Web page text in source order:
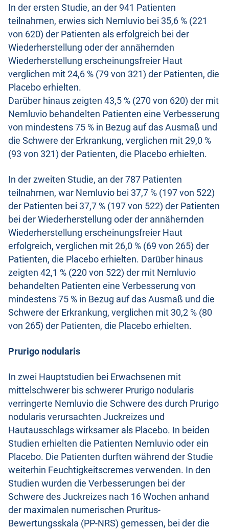
In der ersten Studie, an der 941 Patienten
teilnahmen, erwies sich Nemluvio bei 35,6 % (221
von 620) der Patienten als erfolgreich bei der
Wiederherstellung oder der annähernden
Wiederherstellung erscheinungsfreier Haut
verglichen mit 24,6 % (79 von 321) der Patienten, die
Placebo erhielten.
Darüber hinaus zeigten 43,5 % (270 von 620) der mit
Nemluvio behandelten Patienten eine Verbesserung
von mindestens 75 % in Bezug auf das Ausmaß und
die Schwere der Erkrankung, verglichen mit 29,0 %
(93 von 321) der Patienten, die Placebo erhielten.
In der zweiten Studie, an der 787 Patienten
teilnahmen, war Nemluvio bei 37,7 % (197 von 522)
der Patienten bei 37,7 % (197 von 522) der Patienten
bei der Wiederherstellung oder der annähernden
Wiederherstellung erscheinungsfreier Haut
erfolgreich, verglichen mit 26,0 % (69 von 265) der
Patienten, die Placebo erhielten. Darüber hinaus
zeigten 42,1 % (220 von 522) der mit Nemluvio
behandelten Patienten eine Verbesserung von
mindestens 75 % in Bezug auf das Ausmaß und die
Schwere der Erkrankung, verglichen mit 30,2 % (80
von 265) der Patienten, die Placebo erhielten.
Prurigo nodularis
In zwei Hauptstudien bei Erwachsenen mit
mittelschwerer bis schwerer Prurigo nodularis
verringerte Nemluvio die Schwere des durch Prurigo
nodularis verursachten Juckreizes und
Hautausschlags wirksamer als Placebo. In beiden
Studien erhielten die Patienten Nemluvio oder ein
Placebo. Die Patienten durften während der Studie
weiterhin Feuchtigkeitscremes verwenden. In den
Studien wurden die Verbesserungen bei der
Schwere des Juckreizes nach 16 Wochen anhand
der maximalen numerischen Pruritus-
Bewertungsskala (PP-NRS) gemessen, bei der die